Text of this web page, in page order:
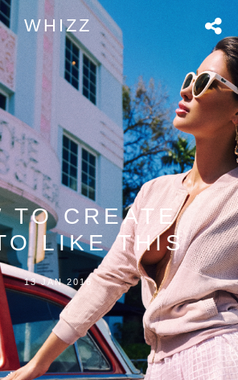
WHIZZ
TO CREATE
LIKE THIS
13 JAN 2016